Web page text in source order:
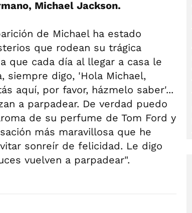
Michael Jackson.
de Michael ha estado
que rodean su trágica
que cada día al llegar a casa le
siempre digo, 'Hola Michael,
aquí, por favor, házmelo saber'...
a parpadear. De verdad puedo
de su perfume de Tom Ford y
más maravillosa que he
sonreír de felicidad. Le digo
vuelven a parpadear".